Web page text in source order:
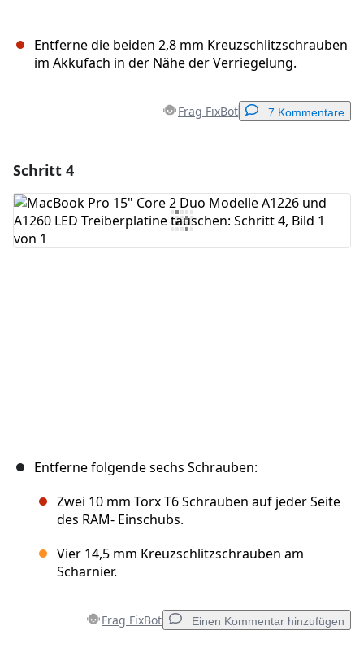
Entferne die beiden 2,8 mm Kreuzschlitzschrauben
im Akkufach in der Nähe der Verriegelung.
Frag FixBot 7 Kommentare
Kommentar hinzufügen
Schritt 4
Entferne folgende sechs Schrauben:
Zwei 10 mm Torx T6 Schrauben auf jeder Seite
des RAM- Einschubs.
Vier 14,5 mm Kreuzschlitzschrauben am
Scharnier.
Frag FixBot Einen Kommentar hinzufügen